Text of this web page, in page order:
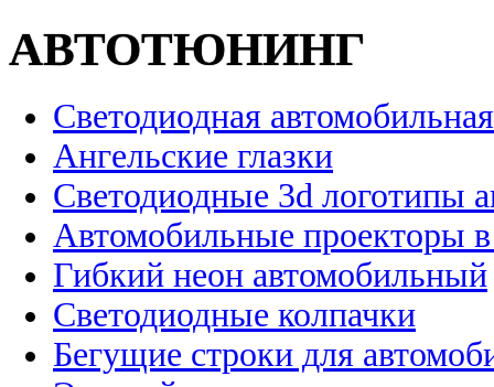
АВТОТЮНИНГ
Светодиодная
Ангельские глазки
Светодиодные 3d логотипы
Автомобильные проекторы
Гибкий неон автомобильный
Светодиодные колпачки
Бегущие строки для